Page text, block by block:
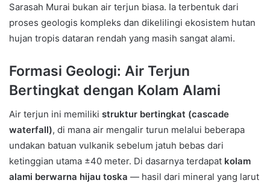
Sarasah Murai bukan air terjun biasa. Ia terbentuk dari
proses geologis kompleks dan dikelilingi ekosistem hutan
hujan tropis dataran rendah yang masih sangat alami.
Formasi Geologi: Air Terjun
Bertingkat dengan Kolam Alami
Air terjun ini memiliki struktur bertingkat (cascade
waterfall), di mana air mengalir turun melalui beberapa
undakan batuan vulkanik sebelum jatuh bebas dari
ketinggian utama ±40 meter. Di dasarnya terdapat kolam
alami berwarna hijau toska — hasil dari mineral yang larut